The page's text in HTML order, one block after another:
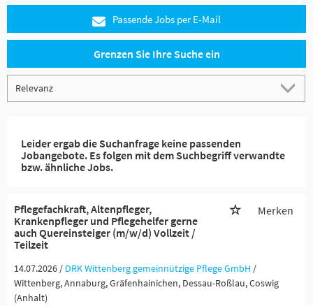
Passende Jobs per E-Mail
Grenzen Sie Ihre Suche ein
Leider ergab die Suchanfrage keine passenden
Jobangebote. Es folgen mit dem Suchbegriff verwandte
bzw. ähnliche Jobs.
Pflegefachkraft, Altenpfleger,
Krankenpfleger und Pflegehelfer gerne
auch Quereinsteiger (m/w/d) Vollzeit /
Teilzeit
Merken
14.07.2026 / DRK Wittenberg gemeinnützige Pflege GmbH /
Wittenberg, Annaburg, Gräfenhainichen, Dessau-Roßlau, Coswig
(Anhalt)